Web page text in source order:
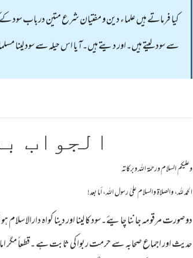
کیا فرماتے ہیں علماء دین و مفتیان شرع متین درباب سود
سے سود لیتے ہیں۔اور دیتے ہیں۔آیا اس حیلہ سے سود لینا
الجواب
وعلیکم السلام ورحمة اللہ وبرکاته
الحمد لله، والصلاة والسلام علىٰ رسول الله، أما بعد!
دو صورت مرقومہ جاننا چایئے۔سود کا لینا اور دینا کواہ
حدیث اور اجماع صحابہ سے حرمت ربوا کی ثابت ہے ۔قطعاً مگر